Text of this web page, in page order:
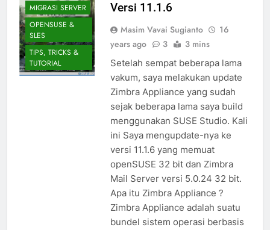
MIGRASI SERVER
OPENSUSE &
SLES
TIPS, TRICKS &
TUTORIAL
Versi 11.1.6
Masim Vavai Sugianto
16
years ago
3 3 mins
Setelah sempat beberapa lama
vakum, saya melakukan update
Zimbra Appliance yang sudah
sejak beberapa lama saya build
menggunakan SUSE Studio. Kali
ini Saya mengupdate-nya ke
versi 11.1.6 yang memuat
openSUSE 32 bit dan Zimbra
Mail Server versi 5.0.24 32 bit.
Apa itu Zimbra Appliance ?
Zimbra Appliance adalah suatu
bundel sistem operasi berbasis